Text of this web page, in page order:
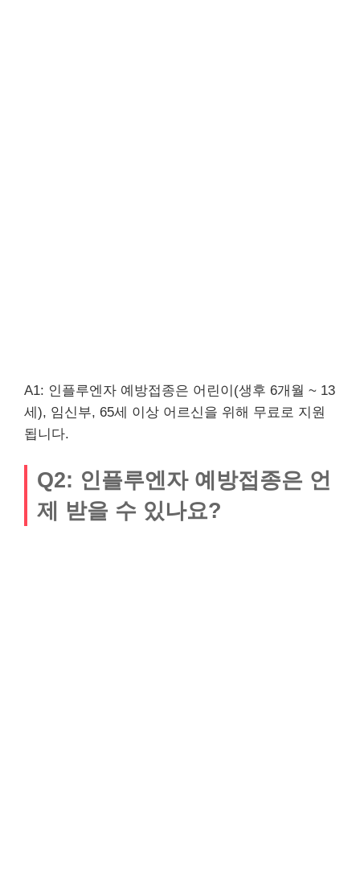
A1: 인플루엔자 예방접종은 어린이(생후 6개월 ~ 13
세), 임신부, 65세 이상 어르신을 위해 무료로 지원
됩니다.
Q2: 인플루엔자 예방접종은 언
제 받을 수 있나요?